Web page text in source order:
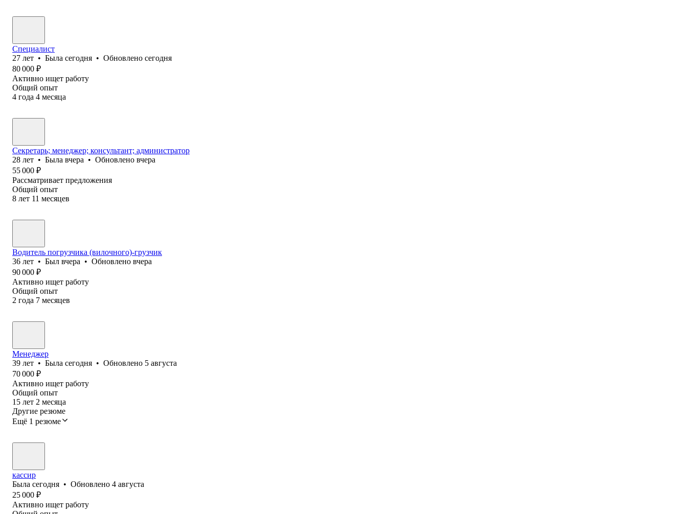
Специалист
27 лет • Была сегодня • Обновлено сегодня
80 000 ₽
Активно ищет работу
Общий опыт
4 года 4 месяца
Секретарь; менеджер; консультант; администратор
28 лет • Была вчера • Обновлено вчера
55 000 ₽
Рассматривает предложения
Общий опыт
8 лет 11 месяцев
Водитель погрузчика (вилочного)-грузчик
36 лет • Был вчера • Обновлено вчера
90 000 ₽
Активно ищет работу
Общий опыт
2 года 7 месяцев
Менеджер
39 лет • Была сегодня • Обновлено 5 августа
70 000 ₽
Активно ищет работу
Общий опыт
15 лет 2 месяца
Другие резюме
Ещё 1 резюме
кассир
Была сегодня • Обновлено 4 августа
25 000 ₽
Активно ищет работу